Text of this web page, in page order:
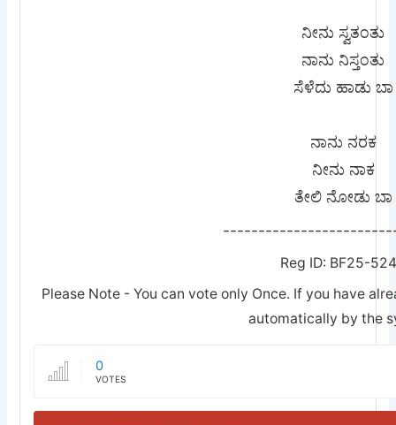
ನೀನು ಸ್ವತಂತು
ನಾನು ನಿಸ್ತಂತು
ಸೆಳೆದು ಹಾಡು ಬಾ
ನಾನು ನರಕ
ನೀನು ನಾಕ
ತೇಲಿ ನೋಡು ಬಾ
Reg ID: BF25-
Please Note - You can vote only Once. If you have
automatically by the
0
VOTES